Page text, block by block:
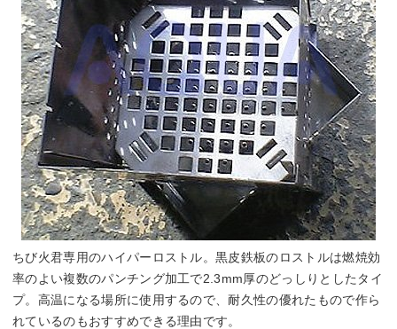
ちび火君専用のハイパーロストル。黒皮鉄板のロストルは燃焼効
率のよい複数のパンチング加工で2.3mm厚のどっしりとしたタイ
プ。高温になる場所に使用するので、耐久性の優れたもので作ら
れているのもおすすめできる理由です。